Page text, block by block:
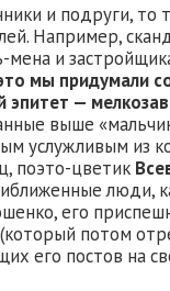
и подруги, то
Например,
мена и
мы придумали
эпитет —
выше
услужливым из
поэто-цветик
люди,
его
(который потом
его постов на